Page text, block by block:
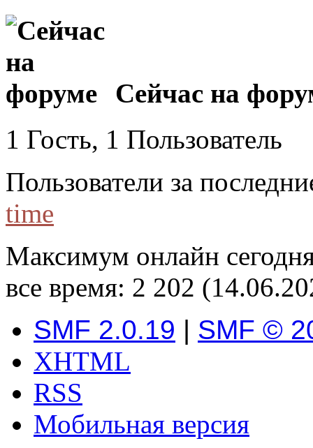
Сейчас на
1 Гость, 1 Пользователь
Пользователи за
time
Максимум онлайн
все время: 2 202
SMF 2.0.19 | SMF ©
XHTML
RSS
Мобильная версия